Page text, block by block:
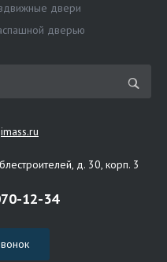
двери
дверью
д. 30, корп. 3
12-34